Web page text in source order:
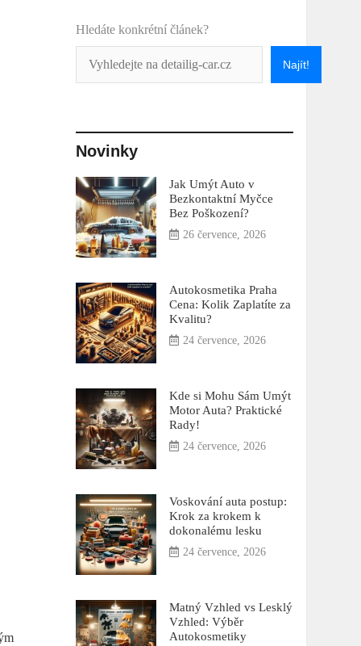
Hledáte konkrétní článek?
Najít!
Novinky
Jak Umýt Auto v
Bezkontaktní Myčce
Bez Poškození?
26 července, 2026
Autokosmetika Praha
Cena: Kolik Zaplatíte za
Kvalitu?
24 července, 2026
Kde si Mohu Sám Umýt
Motor Auta? Praktické
Rady!
24 července, 2026
Voskování auta postup:
Krok za krokem k
dokonalému lesku
24 července, 2026
Matný Vzhled vs Lesklý
Vzhled: Výběr
Autokosmetiky